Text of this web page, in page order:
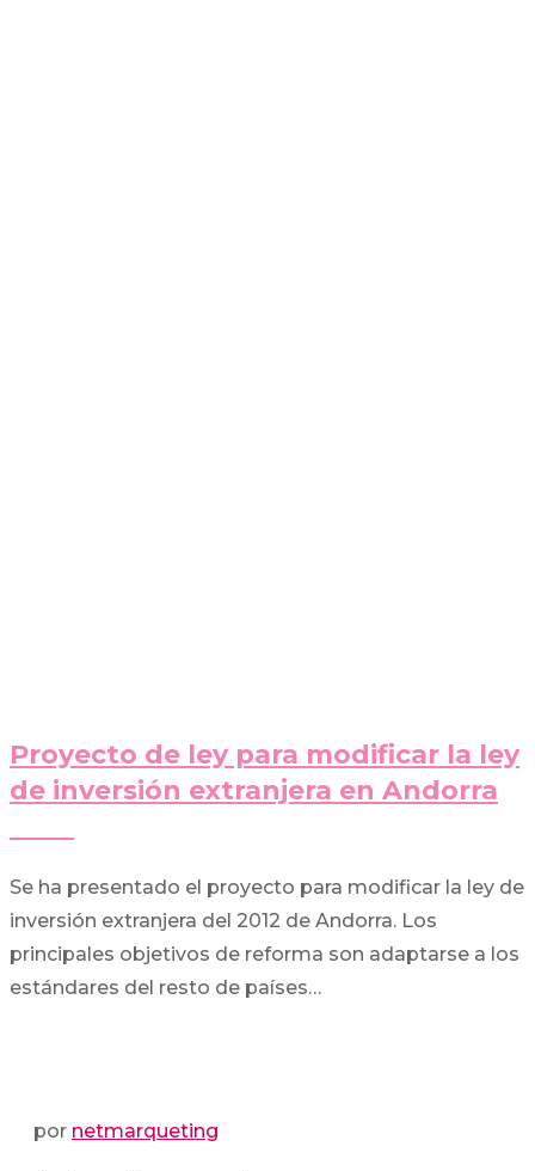
Proyecto de ley para modificar la ley
de inversión extranjera en Andorra
Se ha presentado el proyecto para modificar la ley de
inversión extranjera del 2012 de Andorra. Los
principales objetivos de reforma son adaptarse a los
estándares del resto de países…
por netmarqueting